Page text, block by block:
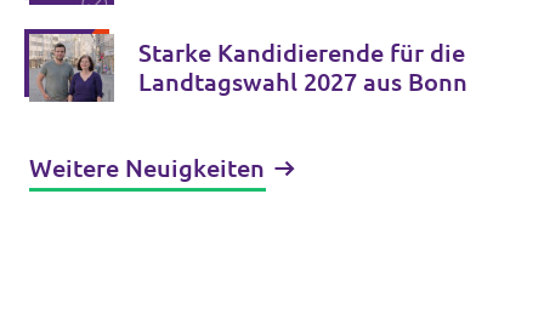
Starke Kandidierende für die
Landtagswahl 2027 aus Bonn
Weitere Neuigkeiten